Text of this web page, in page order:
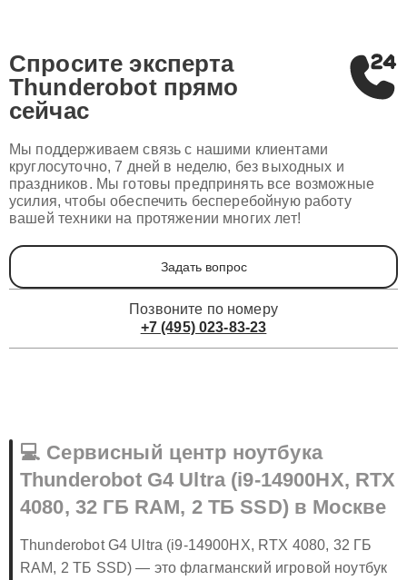
Спросите эксперта
Thunderobot прямо
сейчас
Мы поддерживаем связь с нашими клиентами
круглосуточно, 7 дней в неделю, без выходных и
праздников. Мы готовы предпринять все возможные
усилия, чтобы обеспечить бесперебойную работу
вашей техники на протяжении многих лет!
Задать вопрос
Позвоните по номеру
+7 (495) 023-83-23
💻 Сервисный центр ноутбука
Thunderobot G4 Ultra (i9-14900HX, RTX
4080, 32 ГБ RAM, 2 ТБ SSD) в Москве
Thunderobot G4 Ultra (i9-14900HX, RTX 4080, 32 ГБ
RAM, 2 ТБ SSD) — это флагманский игровой ноутбук